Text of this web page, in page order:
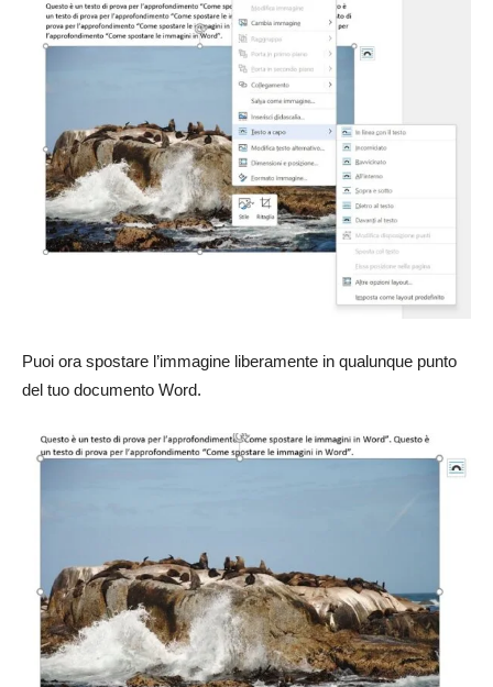
Puoi ora spostare l’immagine liberamente in qualunque punto
del tuo documento Word.